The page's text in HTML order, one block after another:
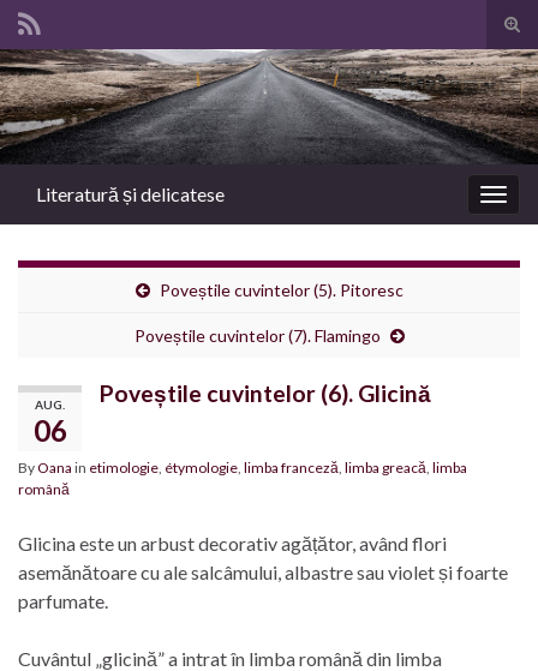
Search for:
Literatură și delicatese
Poveștile cuvintelor (5). Pitoresc
Poveștile cuvintelor (7). Flamingo
AUG.
06
Poveștile cuvintelor (6). Glicină
ByOana in etimologie étymologie limba franceză limba greacă limba
română
Glicina este un arbust decorativ agățător, având flori
asemănătoare cu ale salcâmului, albastre sau violet și foarte
parfumate.
Cuvântul „glicină” a intrat în limba română din limba